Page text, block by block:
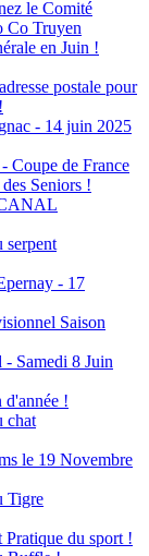
le Comité
Co Truyen
en Juin !
postale pour
- 14 juin 2025
Coupe de France
Seniors !
- 17
Saison
Samedi 8 Juin
!
chat
le 19 Novembre
Tigre
du sport !